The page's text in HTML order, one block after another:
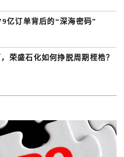
亿订单背后的“深海密码”
荣盛石化如何挣脱周期桎梏？